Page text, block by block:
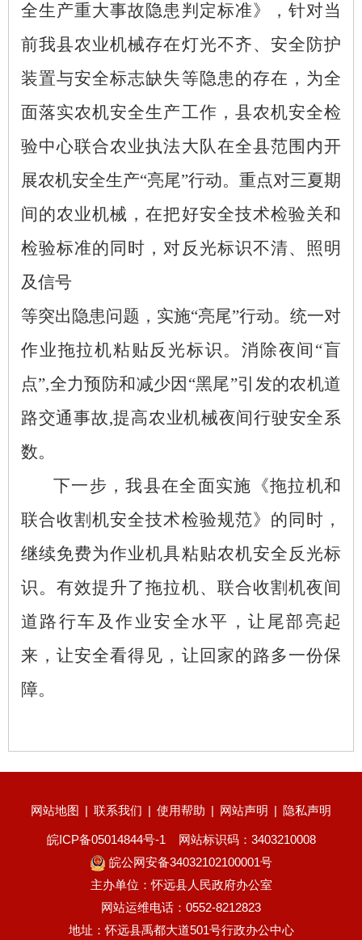
全生产重大事故隐患判定标准》，针对当
前我县农业机械存在灯光不齐、安全防护
装置与安全标志缺失等隐患的存在，为全
面落实农机安全生产工作，县农机安全检
验中心联合农业执法大队在全县范围内开
展农机安全生产“亮尾”行动。重点对三夏期
间的农业机械，在把好安全技术检验关和
检验标准的同时，对反光标识不清、照明
及信号
等突出隐患问题，实施“亮尾”行动。统一对
作业拖拉机粘贴反光标识。消除夜间“盲
点”,全力预防和减少因“黑尾”引发的农机道
路交通事故,提高农业机械夜间行驶安全系
数。
下一步，我县在全面实施《拖拉机和
联合收割机安全技术检验规范》的同时，
继续免费为作业机具粘贴农机安全反光标
识。有效提升了拖拉机、联合收割机夜间
道路行车及作业安全水平，让尾部亮起
来，让安全看得见，让回家的路多一份保
障。
网站地图 | 联系我们 | 使用帮助 | 网站声明 | 隐私声明
皖ICP备05014844号-1
网站标识码：3403210008
皖公网安备34032102100001号
主办单位：怀远县人民政府办公室
网站运维电话：0552-8212823
地址：怀远县禹都大道501号行政办公中心